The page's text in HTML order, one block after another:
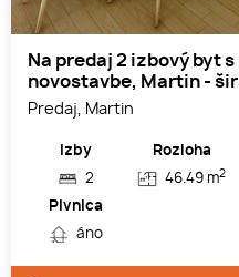
Na predaj 2 izbový byt
novostavbe, Martin -
Predaj, Martin
Izby
2
Rozloha
46.49 m2
Pivnica
áno